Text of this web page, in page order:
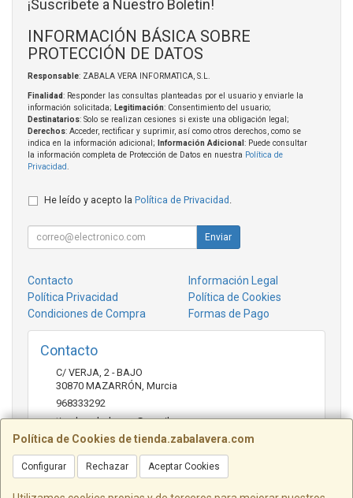
Política de Cookies de tienda.zabalavera.com
Configurar Rechazar Aceptar Cookies
¡Suscríbete a Nuestro Boletín!
INFORMACIÓN BÁSICA SOBRE
PROTECCIÓN DE DATOS
Responsable: ZABALA VERA INFORMATICA, S.L.
Finalidad: Responder las consultas planteadas por el usuario y enviarle la
información solicitada; Legitimación: Consentimiento del usuario;
Destinatarios: Solo se realizan cesiones si existe una obligación legal;
Derechos: Acceder, rectificar y suprimir, así como otros derechos, como se
indica en la información adicional;
Información Adicional : Puede consultar
la información completa de Protección de Datos en nuestra Política de
Privacidad.
He leído y acepto la Política de Privacidad .
Enviar
Contacto
Información Legal
Política Privacidad
Política de Cookies
Condiciones de Compra
Formas de Pago
Contacto
C/ VERJA, 2 - BAJO
30870 MAZARRÓN, Murcia
968333292
tienda.zabalavera@gmail.com
Horario
9:30-14:00 y 17:30-20:00